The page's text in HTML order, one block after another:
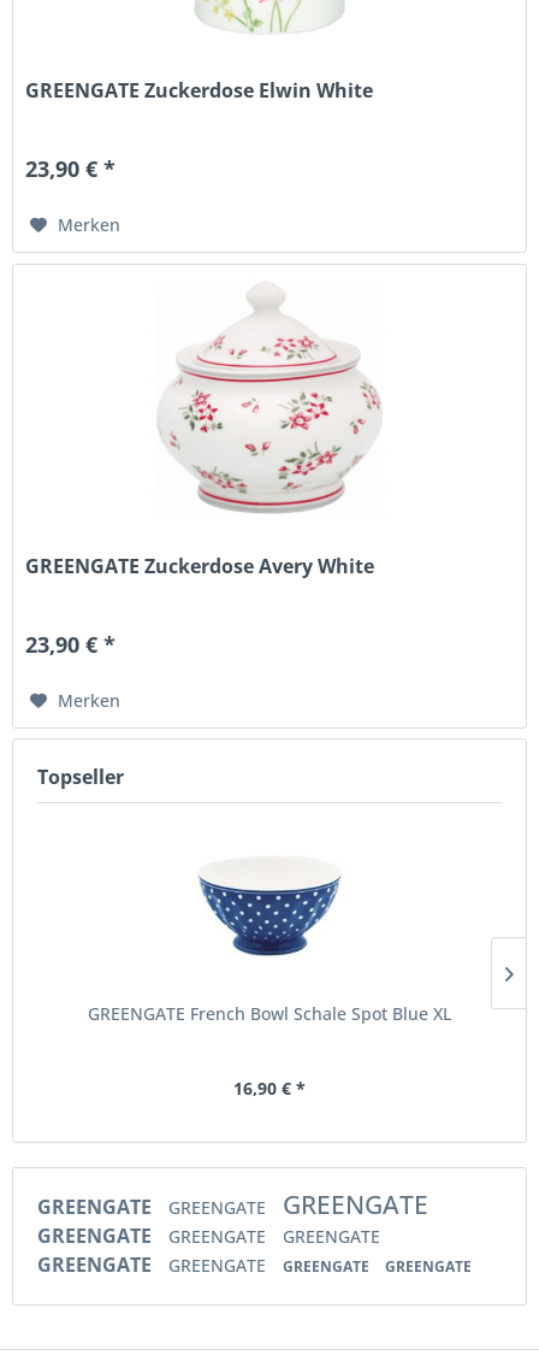
GREENGATE Zuckerdose Elwin White
23,90 € *
Merken
GREENGATE Zuckerdose Avery White
23,90 € *
Merken
Topseller
GREENGATE French Bowl Schale Spot Blue XL
16,90 € *
GREENGATE GREENGATE GREENGATE
GREENGATE GREENGATE GREENGATE
GREENGATE GREENGATE GREENGATE GREENGATE